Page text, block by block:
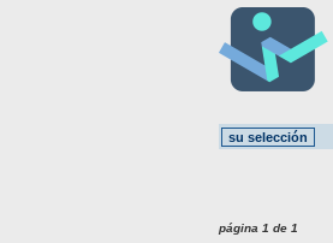
página 1 de 1